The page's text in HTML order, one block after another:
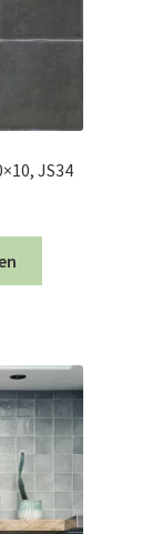
JS34